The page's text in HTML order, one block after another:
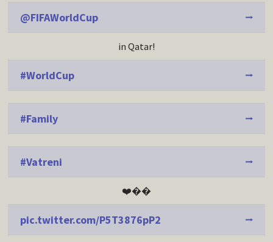
@FIFAWorldCup
in Qatar!
#WorldCup
#Family
#Vatreni
❤️‍��
pic.twitter.com/P5T3876pP2